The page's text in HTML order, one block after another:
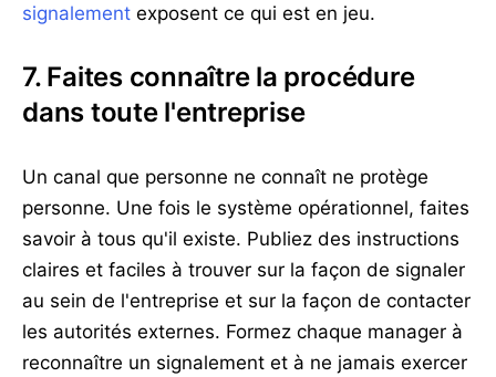
signalement exposent ce qui est en jeu.
7. Faites connaître la procédure
dans toute l'entreprise
Un canal que personne ne connaît ne protège
personne. Une fois le système opérationnel, faites
savoir à tous qu'il existe. Publiez des instructions
claires et faciles à trouver sur la façon de signaler
au sein de l'entreprise et sur la façon de contacter
les autorités externes. Formez chaque manager à
reconnaître un signalement et à ne jamais exercer